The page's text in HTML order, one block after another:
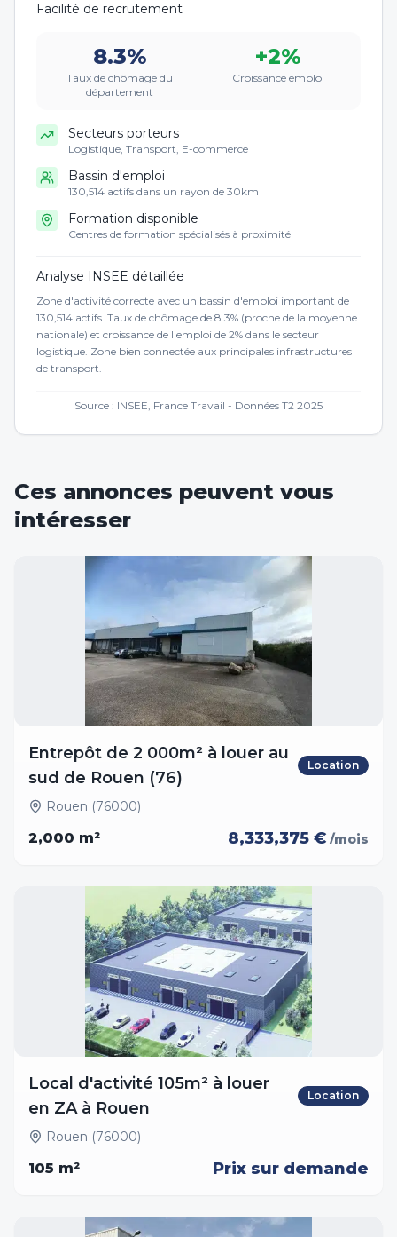
Facilité de recrutement
8.3%
Taux de chômage du
département
+2%
Croissance emploi
Secteurs porteurs
Logistique, Transport, E-commerce
Bassin d'emploi
130,514 actifs dans un rayon de 30km
Formation disponible
Centres de formation spécialisés à proximité
Analyse INSEE détaillée
Zone d'activité correcte avec un bassin d'emploi important de
130,514 actifs. Taux de chômage de 8.3% (proche de la moyenne
nationale) et croissance de l'emploi de 2% dans le secteur
logistique. Zone bien connectée aux principales infrastructures
de transport.
Source : INSEE, France Travail - Données T2 2025
Ces annonces peuvent vous
intéresser
Entrepôt de 2 000m² à louer au
sud de Rouen (76)
Location
Rouen (76000)
2,000 m² 8,333,375 € /mois
Local d'activité 105m² à louer
en ZA à Rouen
Location
Rouen (76000)
105 m² Prix sur demande